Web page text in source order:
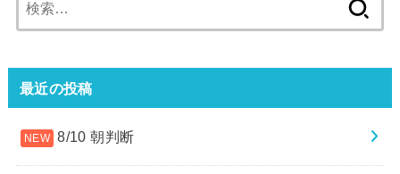
索:
最近の投稿
8/10 朝判断